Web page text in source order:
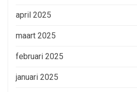
april 2025
maart 2025
februari 2025
januari 2025